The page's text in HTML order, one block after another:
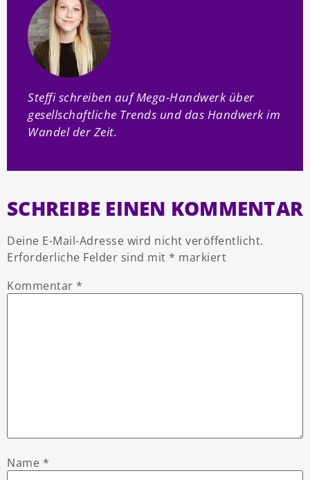
Steffi schreiben auf Mega-Handwerk über
gesellschaftliche Trends und das Handwerk im
Wandel der Zeit.
SCHREIBE EINEN KOMMENTAR
Deine E-Mail-Adresse wird nicht veröffentlicht.
Erforderliche Felder sind mit * markiert
Kommentar *
Name *